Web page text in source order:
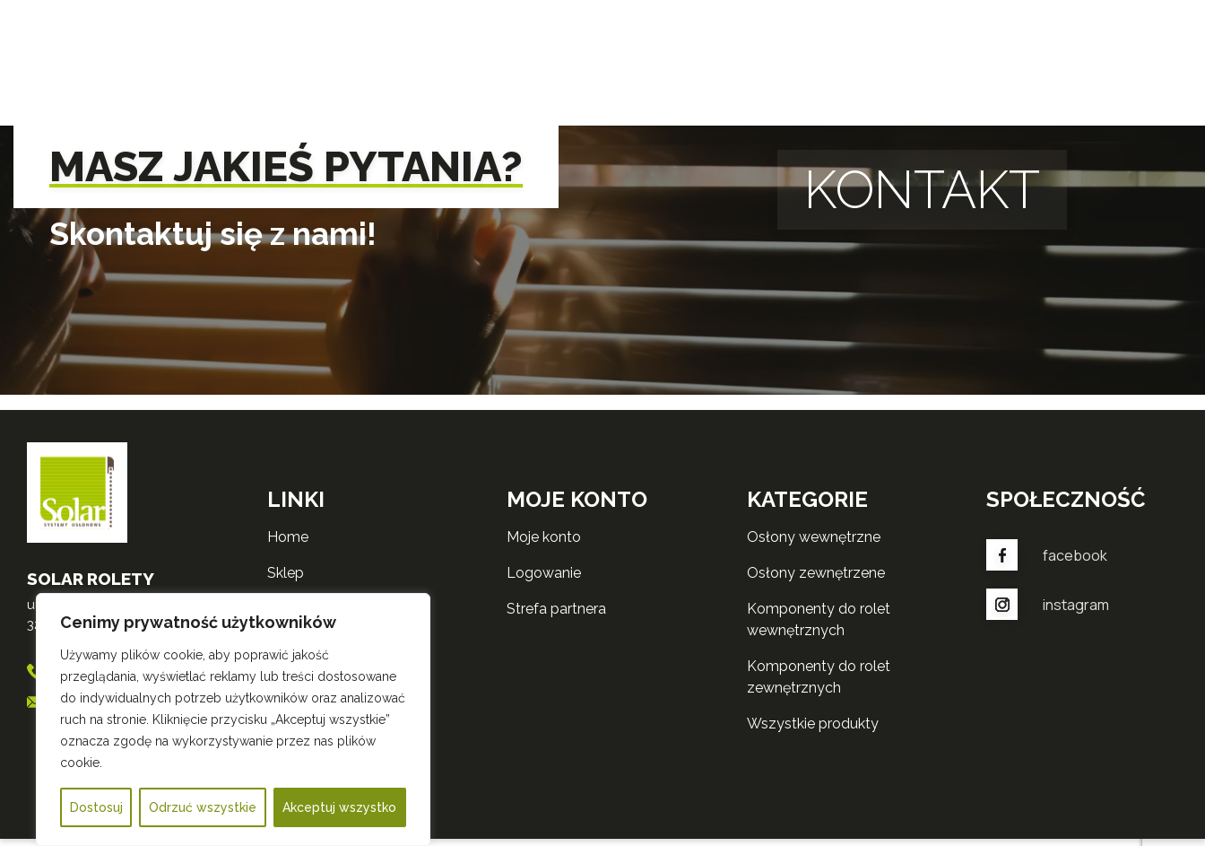
Cenimy prywatność użytkowników
Używamy plików cookie, aby poprawić jakość
przeglądania, wyświetlać reklamy lub treści dostosowane
do indywidualnych potrzeb użytkowników oraz analizować
ruch na stronie. Kliknięcie przycisku „Akceptuj wszystkie”
oznacza zgodę na wykorzystywanie przez nas plików
cookie.
Dostosuj Odrzuć wszystkie Akceptuj wszystko
MASZ JAKIEŚ PYTANIA?
Skontaktuj się z nami!
KONTAKT
SOLAR ROLETY
ul. Mikołajska 3
32-600 Oświęcim
698 556 530
sklep@roletysolar.pl
LINKI
home
sklep
kontakt
polityka zwrotów
polityka prywatności
MOJE KONTO
moje konto
logowanie
strefa partnera
KATEGORIE
osłony wewnętrzne
osłony zewnętrzene
komponenty do rolet
wewnętrznych
komponenty do rolet
zewnętrznych
wszystkie produkty
SPOŁECZNOŚĆ
facebook
instagram